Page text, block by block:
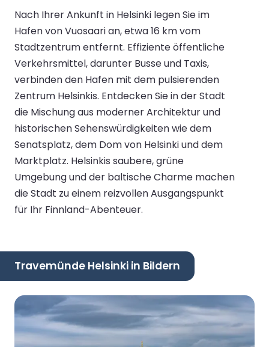
Nach Ihrer Ankunft in Helsinki legen Sie im
Hafen von Vuosaari an, etwa 16 km vom
Stadtzentrum entfernt. Effiziente öffentliche
Verkehrsmittel, darunter Busse und Taxis,
verbinden den Hafen mit dem pulsierenden
Zentrum Helsinkis. Entdecken Sie in der Stadt
die Mischung aus moderner Architektur und
historischen Sehenswürdigkeiten wie dem
Senatsplatz, dem Dom von Helsinki und dem
Marktplatz. Helsinkis saubere, grüne
Umgebung und der baltische Charme machen
die Stadt zu einem reizvollen Ausgangspunkt
für Ihr Finnland-Abenteuer.
Travemünde Helsinki in Bildern